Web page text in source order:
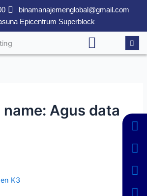
binamanajemenglobal@gmail.com
Epicentrum Superblock
Agus data